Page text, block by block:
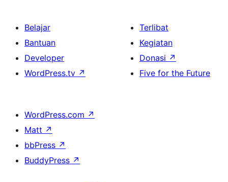
Belajar
Bantuan
Developer
WordPress.tv ↗
Terlibat
Kegiatan
Donasi ↗
Five for the Future
WordPress.com ↗
Matt ↗
bbPress ↗
BuddyPress ↗